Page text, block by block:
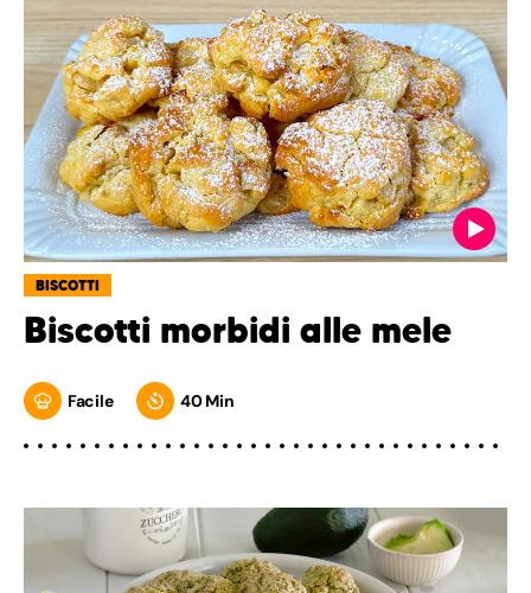
BISCOTTI
Biscotti morbidi alle mele
Facile 40 Min